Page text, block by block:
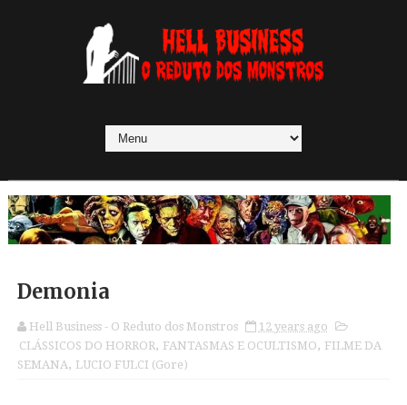
Demonia
Hell Business - O Reduto dos Monstros
12 years ago
CLÁSSICOS DO HORROR, FANTASMAS E OCULTISMO, FILME DA
SEMANA, LUCIO FULCI (Gore)